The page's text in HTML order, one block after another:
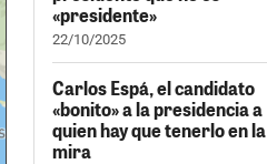
«presidente»
22/10/2025
Carlos Espá, el candidato
«bonito» a la presidencia a
quien hay que tenerlo en la
mira